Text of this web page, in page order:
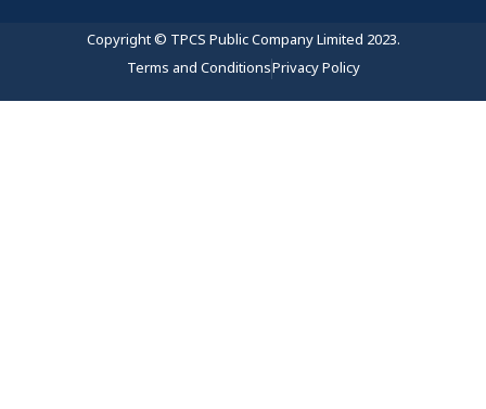
Copyright © TPCS Public Company Limited 2023.
Terms and ConditionsPrivacy Policy